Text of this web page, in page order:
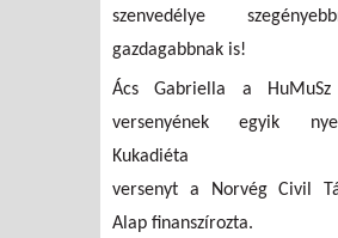
szenvedélye
gazdagabbnak is!
Ács Gabriella a HuMuSz
versenyének egyik
Kukadiéta
versenyt a Norvég Civil
Alap finanszírozta.